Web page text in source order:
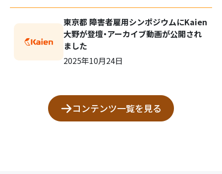
東京都 障害者雇用シンポジウムにKaien
大野が登壇・アーカイブ動画が公開され
ました
2025年10月24日
コンテンツ一覧を見る